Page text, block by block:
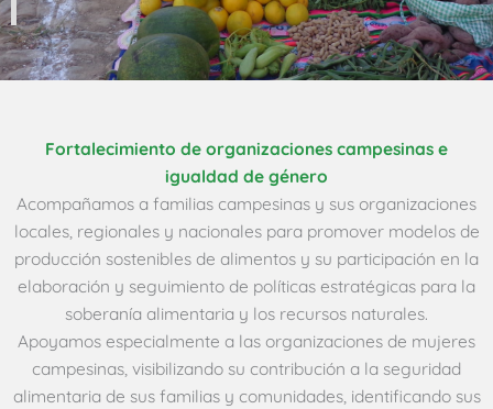
Fortalecimiento de organizaciones campesinas e
igualdad de género
Acompañamos a familias campesinas y sus organizaciones
locales, regionales y nacionales para promover modelos de
producción sostenibles de alimentos y su participación en la
elaboración y seguimiento de políticas estratégicas para la
soberanía alimentaria y los recursos naturales.
Apoyamos especialmente a las organizaciones de mujeres
campesinas, visibilizando su contribución a la seguridad
alimentaria de sus familias y comunidades, identificando sus